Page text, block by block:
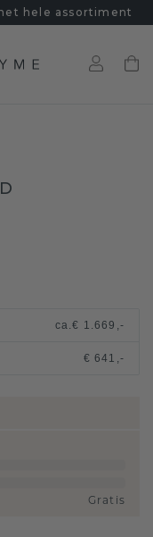
hele assortiment
ca.€ 1.669,-
€ 641,-
Gratis